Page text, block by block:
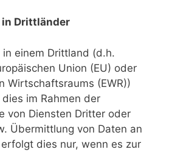
Drittländer
einem Drittland (d.h.
Union (EU) oder
Wirtschaftsraums (EWR))
im Rahmen der
von Diensten Dritter oder
Übermittlung von Daten an
dies nur, wenn es zur